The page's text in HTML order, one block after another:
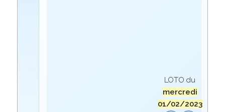
LOTO du
mercredi
01/02/2023